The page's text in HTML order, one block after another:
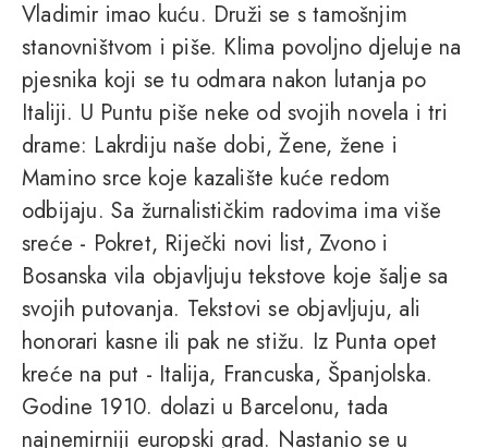
Vladimir imao kuću. Druži se s tamošnjim
stanovništvom i piše. Klima povoljno djeluje na
pjesnika koji se tu odmara nakon lutanja po
Italiji. U Puntu piše neke od svojih novela i tri
drame: Lakrdiju naše dobi, Žene, žene i
Mamino srce koje kazalište kuće redom
odbijaju. Sa žurnalističkim radovima ima više
sreće - Pokret, Riječki novi list, Zvono i
Bosanska vila objavljuju tekstove koje šalje sa
svojih putovanja. Tekstovi se objavljuju, ali
honorari kasne ili pak ne stižu. Iz Punta opet
kreće na put - Italija, Francuska, Španjolska.
Godine 1910. dolazi u Barcelonu, tada
najnemirniji europski grad. Nastanio se u